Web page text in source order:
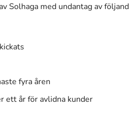
Solhaga med undantag av
fyra åren
ett år för avlidna kunder